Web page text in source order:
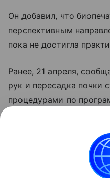
Он добавил, что
перспективным
пока не достигла
Ранее, 21 апреля,
рук и пересадка почки
процедурами по
522 — по пересадке